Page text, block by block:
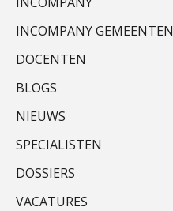
INCOMPANY GEMEENTEN
DOCENTEN
BLOGS
NIEUWS
SPECIALISTEN
DOSSIERS
VACATURES